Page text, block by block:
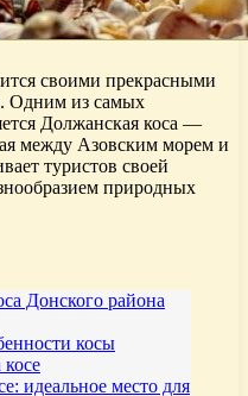
своими прекрасными
Одним из самых
Должанская коса —
между Азовским морем и
туристов своей
природных
Донского района
косы
идеальное место для